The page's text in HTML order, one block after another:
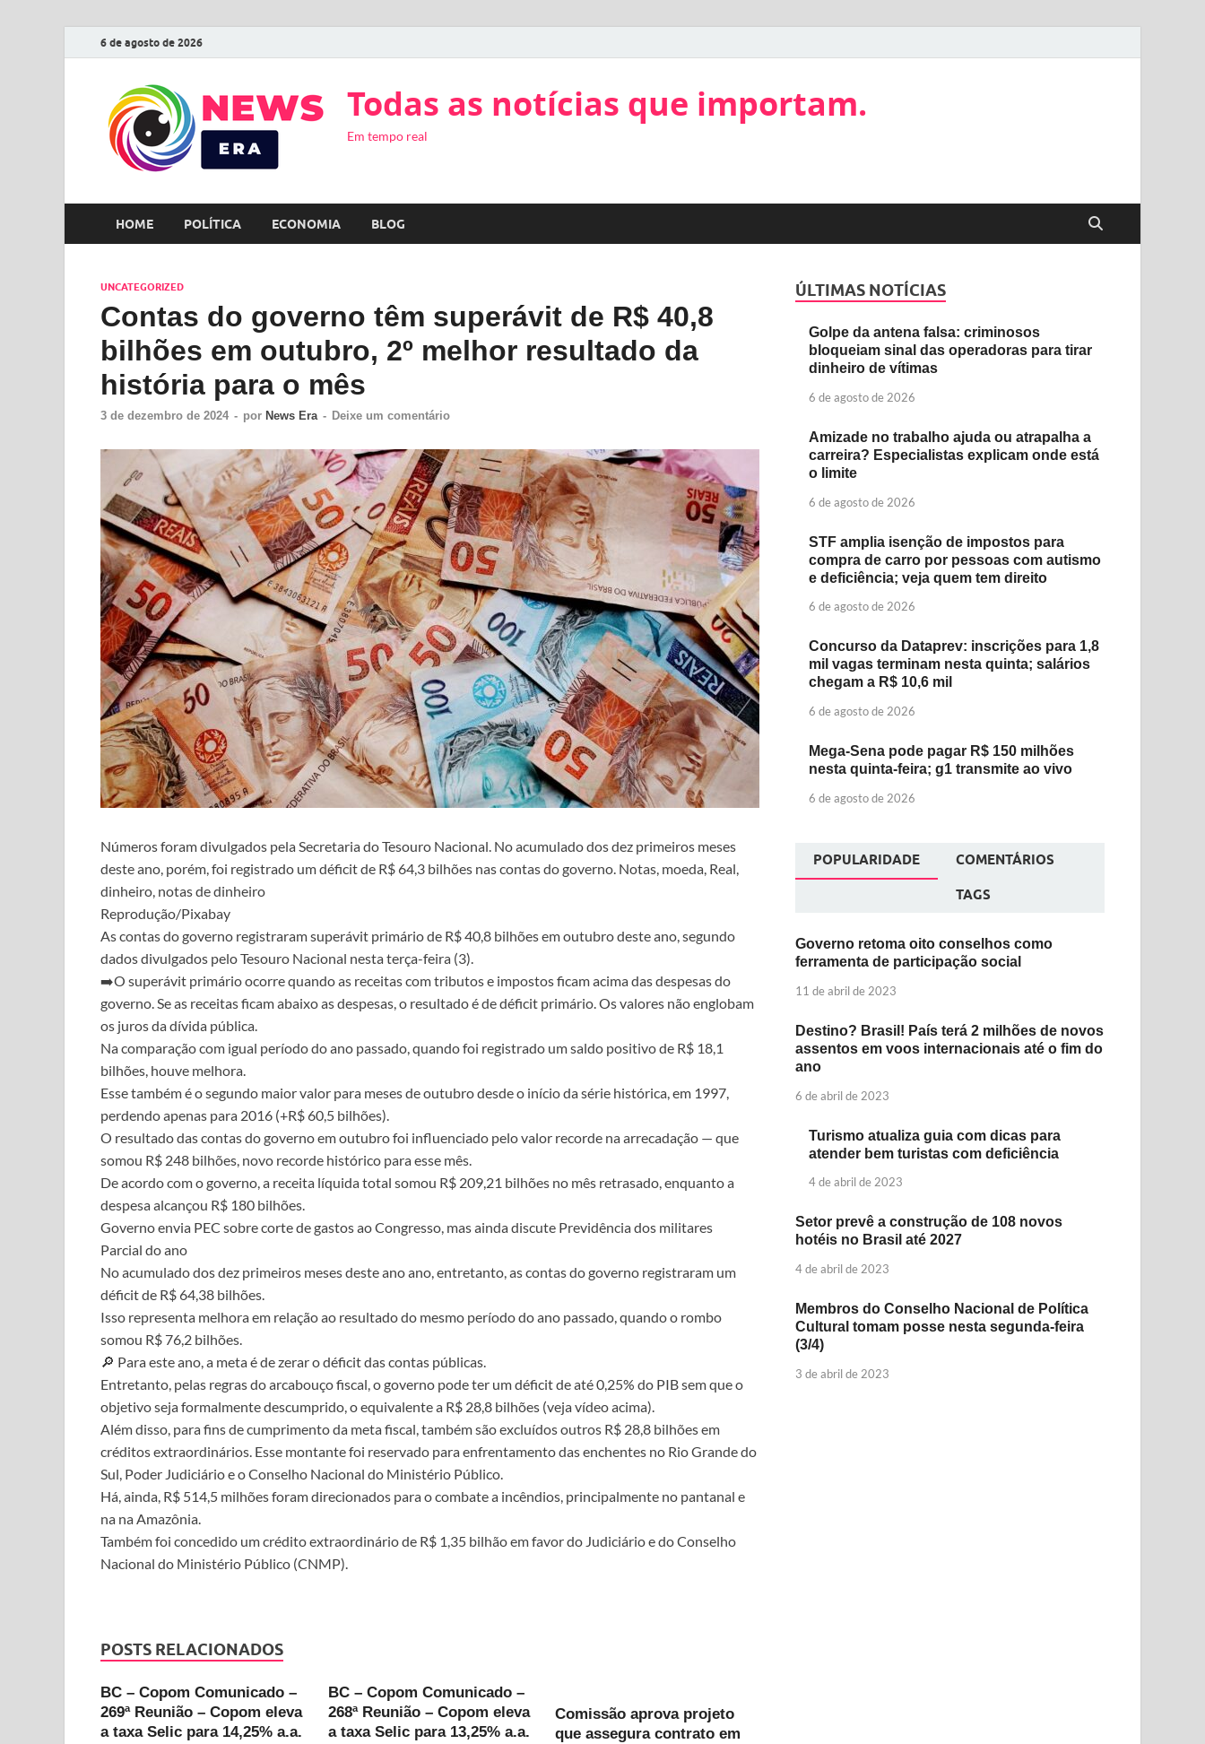
6 de agosto de 2026
Todas as notícias que importam.
Em tempo real
HOME POLÍTICA ECONOMIA BLOG
UNCATEGORIZED
Contas do governo têm superávit de R$ 40,8
bilhões em outubro, 2º melhor resultado da
história para o mês
3 de dezembro de 2024 - por News Era - Deixe um comentário
Números foram divulgados pela Secretaria do Tesouro Nacional. No acumulado dos dez primeiros meses
deste ano, porém, foi registrado um déficit de R$ 64,3 bilhões nas contas do governo. Notas, moeda, Real,
dinheiro, notas de dinheiro
Reprodução/Pixabay
As contas do governo registraram superávit primário de R$ 40,8 bilhões em outubro deste ano, segundo
dados divulgados pelo Tesouro Nacional nesta terça-feira (3).
➡️O superávit primário ocorre quando as receitas com tributos e impostos ficam acima das despesas do
governo. Se as receitas ficam abaixo as despesas, o resultado é de déficit primário. Os valores não englobam
os juros da dívida pública.
Na comparação com igual período do ano passado, quando foi registrado um saldo positivo de R$ 18,1
bilhões, houve melhora.
Esse também é o segundo maior valor para meses de outubro desde o início da série histórica, em 1997,
perdendo apenas para 2016 (+R$ 60,5 bilhões).
O resultado das contas do governo em outubro foi influenciado pelo valor recorde na arrecadação — que
somou R$ 248 bilhões, novo recorde histórico para esse mês.
De acordo com o governo, a receita líquida total somou R$ 209,21 bilhões no mês retrasado, enquanto a
despesa alcançou R$ 180 bilhões.
Governo envia PEC sobre corte de gastos ao Congresso, mas ainda discute Previdência dos militares
Parcial do ano
No acumulado dos dez primeiros meses deste ano ano, entretanto, as contas do governo registraram um
déficit de R$ 64,38 bilhões.
Isso representa melhora em relação ao resultado do mesmo período do ano passado, quando o rombo
somou R$ 76,2 bilhões.
🔎 Para este ano, a meta é de zerar o déficit das contas públicas.
Entretanto, pelas regras do arcabouço fiscal, o governo pode ter um déficit de até 0,25% do PIB sem que o
objetivo seja formalmente descumprido, o equivalente a R$ 28,8 bilhões (veja vídeo acima).
Além disso, para fins de cumprimento da meta fiscal, também são excluídos outros R$ 28,8 bilhões em
créditos extraordinários. Esse montante foi reservado para enfrentamento das enchentes no Rio Grande do
Sul, Poder Judiciário e o Conselho Nacional do Ministério Público.
Há, ainda, R$ 514,5 milhões foram direcionados para o combate a incêndios, principalmente no pantanal e
na na Amazônia.
Também foi concedido um crédito extraordinário de R$ 1,35 bilhão em favor do Judiciário e do Conselho
Nacional do Ministério Público (CNMP).
POSTS RELACIONADOS
BC – Copom Comunicado –
269ª Reunião – Copom eleva
a taxa Selic para 14,25% a.a.
BC – Copom Comunicado –
268ª Reunião – Copom eleva
a taxa Selic para 13,25% a.a.
Comissão aprova projeto
que assegura contrato em
ÚLTIMAS NOTÍCIAS
Golpe da antena falsa: criminosos
bloqueiam sinal das operadoras para tirar
dinheiro de vítimas
6 de agosto de 2026
Amizade no trabalho ajuda ou atrapalha a
carreira? Especialistas explicam onde está
o limite
6 de agosto de 2026
STF amplia isenção de impostos para
compra de carro por pessoas com autismo
e deficiência; veja quem tem direito
6 de agosto de 2026
Concurso da Dataprev: inscrições para 1,8
mil vagas terminam nesta quinta; salários
chegam a R$ 10,6 mil
6 de agosto de 2026
Mega-Sena pode pagar R$ 150 milhões
nesta quinta-feira; g1 transmite ao vivo
6 de agosto de 2026
POPULARIDADE COMENTÁRIOS
TAGS
Governo retoma oito conselhos como
ferramenta de participação social
11 de abril de 2023
Destino? Brasil! País terá 2 milhões de novos
assentos em voos internacionais até o fim do
ano
6 de abril de 2023
Turismo atualiza guia com dicas para
atender bem turistas com deficiência
4 de abril de 2023
Setor prevê a construção de 108 novos
hotéis no Brasil até 2027
4 de abril de 2023
Membros do Conselho Nacional de Política
Cultural tomam posse nesta segunda-feira
(3/4)
3 de abril de 2023